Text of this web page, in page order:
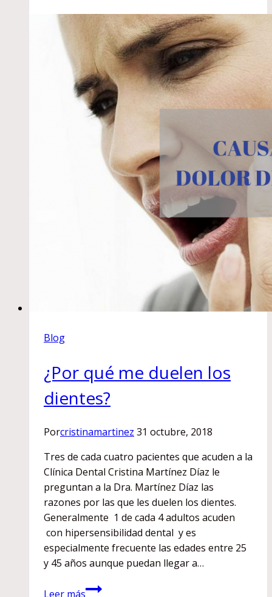
Invisalign?
Blog
¿Por qué me duelen los
dientes?
Porcristinamartinez 31 octubre, 2018
Tres de cada cuatro pacientes que acuden a la
Clínica Dental Cristina Martínez Díaz le
preguntan a la Dra. Martínez Díaz las
razones por las que les duelen los dientes.
Generalmente 1 de cada 4 adultos acuden
con hipersensibilidad dental y es
especialmente frecuente las edades entre 25
y 45 años aunque puedan llegar a…
Leer más¿Por